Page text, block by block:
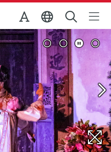
查看原图